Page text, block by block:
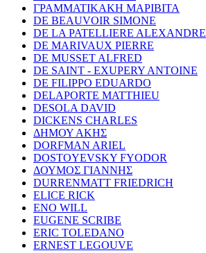
ΓΡΑΜΜΑΤΙΚΑΚΗ ΜΑΡΙΒΙΤΑ
DE BEAUVOIR SIMONE
DE LA PATELLIERE ALEXANDRE
DE MARIVAUX PIERRE
DE MUSSET ALFRED
DE SAINT - EXUPERY ANTOINE
DE FILIPPO EDUARDO
DELAPORTE MATTHIEU
DESOLA DAVID
DICKENS CHARLES
ΔΗΜΟΥ ΑΚΗΣ
DORFMAN ARIEL
DOSTOYEVSKY FYODOR
ΔΟΥΜΟΣ ΓΙΑΝΝΗΣ
DURRENMATT FRIEDRICH
ELICE RICK
ENO WILL
EUGENE SCRIBE
ERIC TOLEDANO
ERNEST LEGOUVE